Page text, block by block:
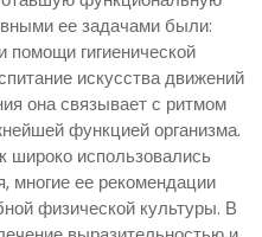
ее задачами были:
помощи гигиенической
искусства движений
она связывает с ритмом
функцией организма.
широко использовались
многие ее рекомендации
физической культуры. В